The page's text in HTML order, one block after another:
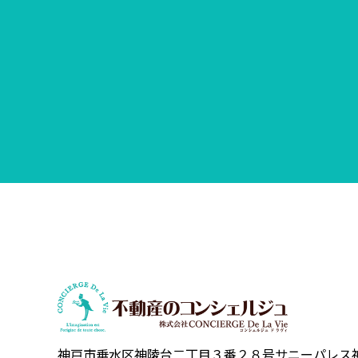
神戸市垂水区神陵台二丁目３番２８号サニーパレス